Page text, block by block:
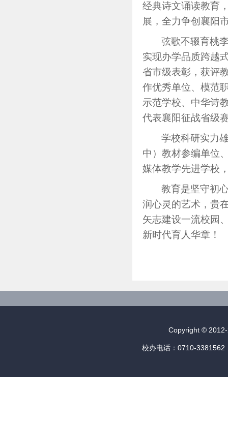
经典诗文诵读教育
展，全力争创襄阳
弦歌不辍育桃
实现办学品质跨越
省市级表彰，获评
作优秀单位、模范
示范学校、中华诗
代表襄阳征战省级
学校科研实力
中）教材参编单位
媒体教学先进学校
教育是坚守初
润心灵的艺术，贵
矢志建设一流校园
新时代育人华章！
Copyright ©
校办电话：0710-